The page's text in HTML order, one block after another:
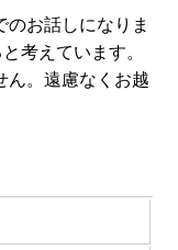
のお話しになりま
考えています。
ん。遠慮なくお越